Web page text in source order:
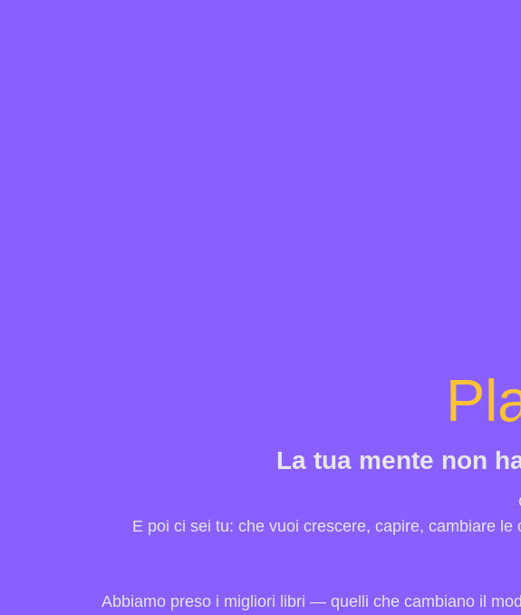
La tua mente non
E poi ci sei tu: che vuoi crescere, capire, cambiare
Abbiamo preso i migliori libri — quelli che cambiano il